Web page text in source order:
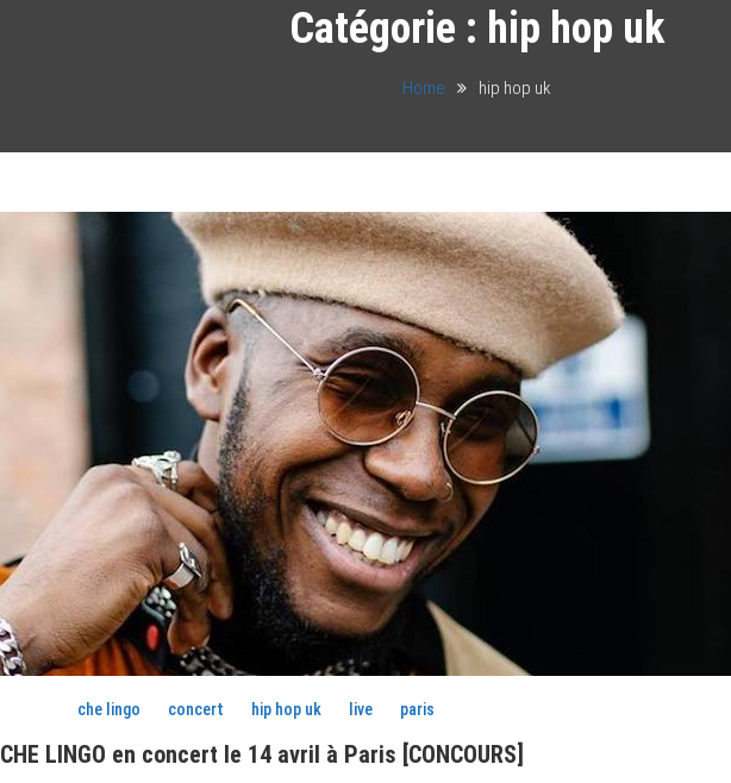
Catégorie : hip hop uk
Home hip hop uk
che lingo concert hip hop uk live paris
CHE LINGO en concert le 14 avril à Paris [CONCOURS]